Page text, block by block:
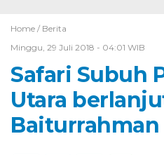
Home / Berita
Minggu, 29 Juli 2018 - 04:01 WIB
Safari Subuh
Utara
Baiturrahman